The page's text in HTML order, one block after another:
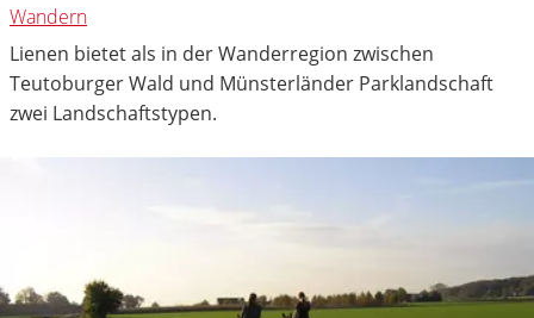
Wandern
Lienen bietet als in der Wanderregion zwischen
Teutoburger Wald und Münsterländer Parklandschaft
zwei Landschaftstypen.